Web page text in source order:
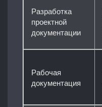
Разработка
проектной
документации
Рабочая
документация